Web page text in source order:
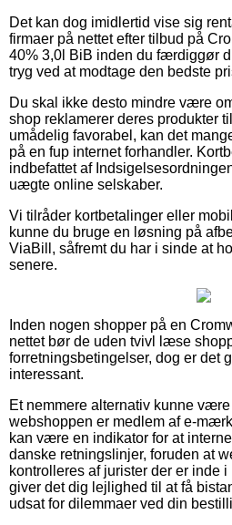
Det kan dog imidlertid vise sig
firmaer på nettet efter tilbud på
40% 3,0l BiB inden du færdiggør
tryg ved at modtage den bedste
Du skal ikke desto mindre være
shop reklamerer deres produkter
umådelig favorabel, kan det
på en fup internet forhandler.
indbefattet af
uægte online selskaber.
Vi tilråder kortbetalinger eller
kunne du bruge en løsning på
ViaBill, såfremt du har i sinde at
senere.
Inden nogen shopper på en
nettet bør de uden tvivl læse
forretningsbetingelser, dog er det
interessant.
Et nemmere alternativ kunne
webshoppen er medlem af e-
kan være en indikator for at
danske retningslinjer, foruden at
kontrolleres af jurister der er inde
giver det dig lejlighed til at få
udsat for dilemmaer ved din